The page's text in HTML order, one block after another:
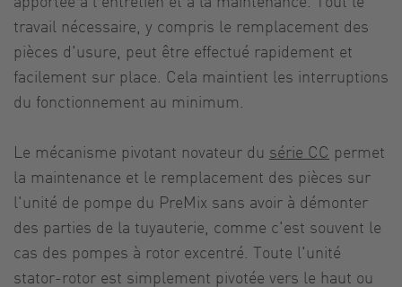
travail nécessaire, y compris le remplacement des
pièces d'usure, peut être effectué rapidement et
facilement sur place. Cela maintient les interruptions
du fonctionnement au minimum.
Le mécanisme pivotant novateur du série CC permet
la maintenance et le remplacement des pièces sur
l'unité de pompe du PreMix sans avoir à démonter
des parties de la tuyauterie, comme c'est souvent le
cas des pompes à rotor excentré. Toute l'unité
stator-rotor est simplement pivotée vers le haut ou